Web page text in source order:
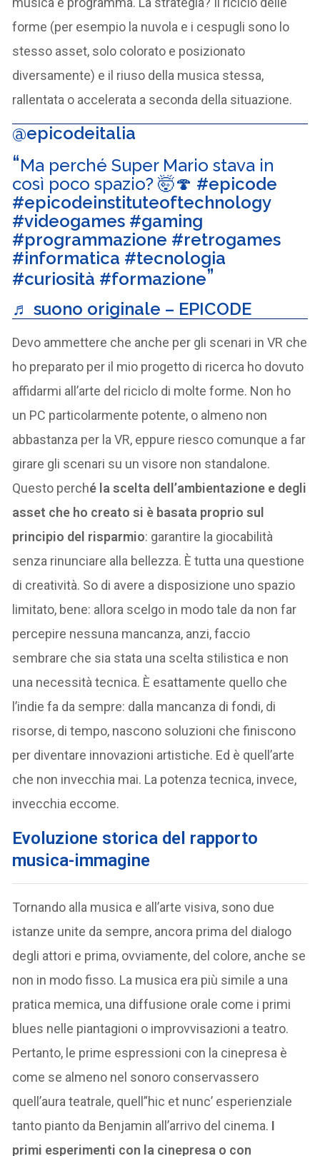
forme (per esempio la nuvola e i cespugli sono lo
stesso asset, solo colorato e posizionato
diversamente) e il riuso della musica stessa,
rallentata o accelerata a seconda della situazione.
@epicodeitalia
Ma perché Super Mario stava in
così poco spazio? 🤯🍄 #epicode
#epicodeinstituteoftechnology
#videogames #gaming
#programmazione #retrogames
#informatica #tecnologia
#curiosità #formazione
♬ suono originale – EPICODE
Devo ammettere che anche per gli scenari in VR che
ho preparato per il mio progetto di ricerca ho dovuto
affidarmi all’arte del riciclo di molte forme. Non ho
un PC particolarmente potente, o almeno non
abbastanza per la VR, eppure riesco comunque a far
girare gli scenari su un visore non standalone.
Questo perché la scelta dell’ambientazione e degli
asset che ho creato si è basata proprio sul
principio del risparmio: garantire la giocabilità
senza rinunciare alla bellezza. È tutta una questione
di creatività. So di avere a disposizione uno spazio
limitato, bene: allora scelgo in modo tale da non far
percepire nessuna mancanza, anzi, faccio
sembrare che sia stata una scelta stilistica e non
una necessità tecnica. È esattamente quello che
l’indie fa da sempre: dalla mancanza di fondi, di
risorse, di tempo, nascono soluzioni che finiscono
per diventare innovazioni artistiche. Ed è quell’arte
che non invecchia mai. La potenza tecnica, invece,
invecchia eccome.
Evoluzione storica del rapporto
musica-immagine
Tornando alla musica e all’arte visiva, sono due
istanze unite da sempre, ancora prima del dialogo
degli attori e prima, ovviamente, del colore, anche se
non in modo fisso. La musica era più simile a una
pratica memica, una diffusione orale come i primi
blues nelle piantagioni o improvvisazioni a teatro.
Pertanto, le prime espressioni con la cinepresa è
come se almeno nel sonoro conservassero
quell’aura teatrale, quell’‘hic et nunc’ esperienziale
tanto pianto da Benjamin all’arrivo del cinema. I
primi esperimenti con la cinepresa o con